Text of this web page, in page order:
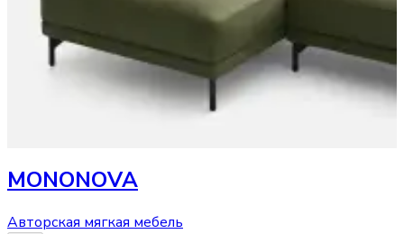
MONONOVA
Авторская мягкая мебель